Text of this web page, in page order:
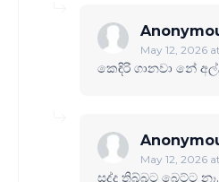
May 12, 2026
කෙඳිරි ගානවා නේ
May 12, 2026
සද්ද තිබ්බට බෙට්ට